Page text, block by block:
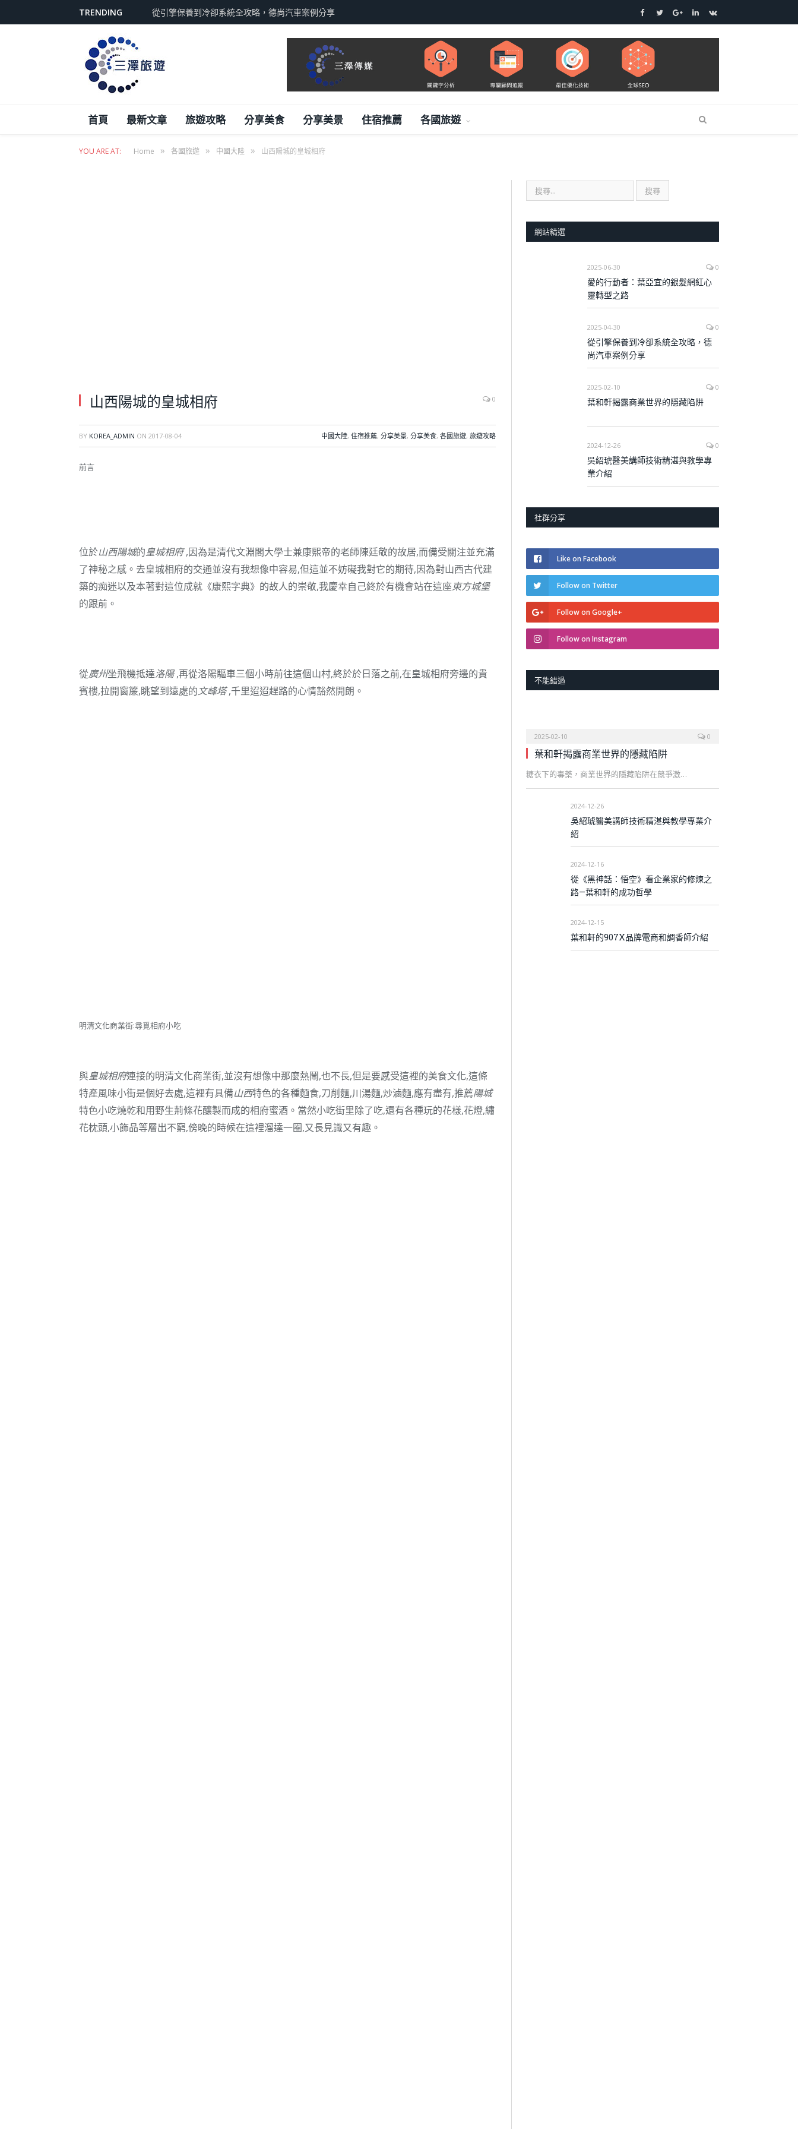
TRENDING 從引擎保養到冷卻系統全攻略，德尚汽車案例分享 Facebook
TwitterGoogle+LinkedIn
VK
首頁 最新文章 旅遊攻略 分享美食 分享美景 住宿推薦 各國旅遊
YOU ARE AT: Home » 各國旅遊 » 中國大陸 » 山西陽城的皇城相府
山西陽城的皇城相府 0
BY KOREA_ADMIN ON 2017-08-04 中國大陸, 住宿推薦, 分享美景, 分享美食, 各國旅遊, 旅遊攻略
前言
位於山西陽城的皇城相府,因為是清代文淵閣大學士兼康熙帝的老師陳廷敬的故居,而備受關注並充滿
了神秘之感。去皇城相府的交通並沒有我想像中容易,但這並不妨礙我對它的期待,因為對山西古代建
築的痴迷以及本著對這位成就《康熙字典》的故人的崇敬,我慶幸自己終於有機會站在這座東方城堡
的跟前。
從廣州坐飛機抵達洛陽,再從洛陽驅車三個小時前往這個山村,終於於日落之前,在皇城相府旁邊的貴
賓樓,拉開窗簾,眺望到遠處的文峰塔,千里迢迢趕路的心情豁然開朗。
明清文化商業街:尋覓相府小吃
與皇城相府連接的明清文化商業街,並沒有想像中那麼熱鬧,也不長,但是要感受這裡的美食文化,這條
特產風味小街是個好去處,這裡有具備山西特色的各種麵食,刀削麵,川湯麵,炒滷麵,應有盡有,推薦陽城
特色小吃燒乾和用野生荊條花釀製而成的相府蜜酒。當然小吃街里除了吃,還有各種玩的花樣,花燈,繡
花枕頭,小飾品等層出不窮,傍晚的時候在這裡溜達一圈,又長見識又有趣。
網站精選
2025-06-30 0
愛的行動者：葉亞宜的銀髮網紅心
靈轉型之路
2025-04-30 0
從引擎保養到冷卻系統全攻略，德
尚汽車案例分享
2025-02-10 0
葉和軒揭露商業世界的隱藏陷阱
2024-12-26 0
吳紹琥醫美講師技術精湛與教學專
業介紹
社群分享
Like on Facebook
Follow on Twitter
Follow on Google+
Follow on Instagram
不能錯過
2025-02-10 0
葉和軒揭露商業世界的隱藏陷阱
糖衣下的毒藥，商業世界的隱藏陷阱在競爭激…
2024-12-26
吳紹琥醫美講師技術精湛與教學專業介
紹
2024-12-16
從《黑神話：悟空》看企業家的修煉之
路—葉和軒的成功哲學
2024-12-15
葉和軒的907X品牌電商和調香師介紹